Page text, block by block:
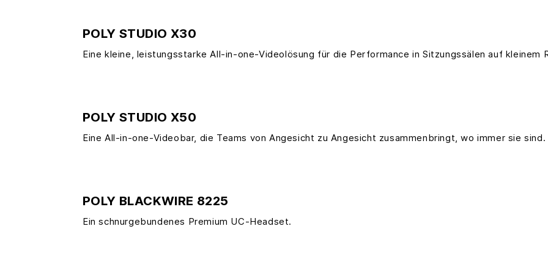
POLY STUDIO X30
Eine kleine, leistungsstarke All-in-one-Videolösung für die Performance in Sitzungssälen auf kleinem
POLY STUDIO X50
Eine All-in-one-Videobar, die Teams von Angesicht zu Angesicht zusammenbringt, wo immer sie sind.
POLY BLACKWIRE 8225
Ein schnurgebundenes Premium UC-Headset.